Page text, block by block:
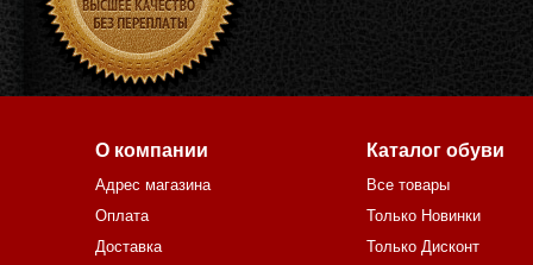
О компании
Адрес магазина
Оплата
Доставка
Каталог обуви
Все товары
Только Новинки
Только Дисконт